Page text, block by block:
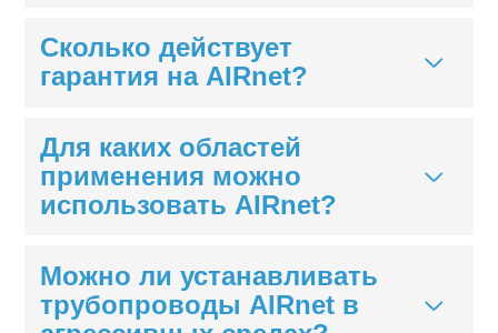
Сколько действует
гарантия на AIRnet?
Для каких областей
применения можно
использовать AIRnet?
Можно ли устанавливать
трубопроводы AIRnet в